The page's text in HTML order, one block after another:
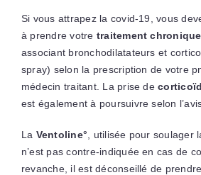
Si vous attrapez la covid-19, vous
à prendre votre traitement chronique
associant bronchodilatateurs et
spray) selon la prescription de votre
médecin traitant. La prise de
est également à poursuivre selon
La Ventoline° , utilisée pour soulager
n’est pas contre-indiquée en cas de
revanche, il est déconseillé de